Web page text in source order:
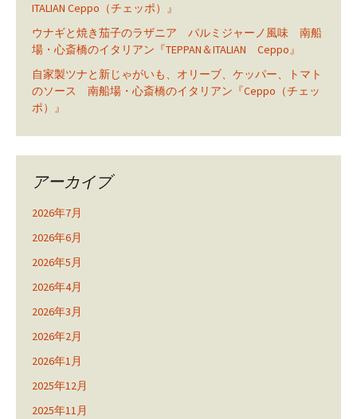
ITALIAN Ceppo（チェッポ）』
ウナギと焼き茄子のラザニア パルミジャーノ風味 南船
場・心斎橋のイタリアン『TEPPAN＆ITALIAN Ceppo』
自家製ツナと新じゃがいも、オリーブ、ケッパー、トマト
のソース 南船場・心斎橋のイタリアン『Ceppo（チェッ
ポ）』
アーカイブ
2026年7月
2026年6月
2026年5月
2026年4月
2026年3月
2026年2月
2026年1月
2025年12月
2025年11月